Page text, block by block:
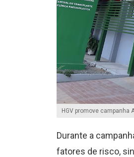
HGV promove
Durante a
fatores de risco,